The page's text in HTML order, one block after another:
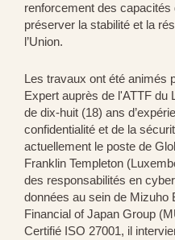
renforcement des
préserver la stabilité et la
l’Union.
Les travaux ont été animés
Expert auprès de l'ATTF du
de dix-huit (18) ans
confidentialité et de la
actuellement le poste de
Franklin Templeton
des responsabilités en
données au sein de Mizuho
Financial of Japan Group
Certifié ISO 27001, il